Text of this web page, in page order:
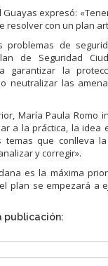
expresó:
resolver con un plan
problemas de
de Seguridad
garantizar la
neutralizar las
María Paula Romo
a la práctica, la idea
temas que conlleva
y corregir».
es la máxima
plan se empezará a
publicación: